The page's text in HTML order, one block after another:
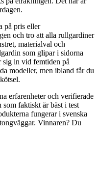
på pris eller
och tro att alla rullgardiner
materialval och
som glipar i sidorna
sig in vid femtiden på
modeller, men ibland får du
erfarenheter och verifierade
faktiskt är bäst i test
fungerar i svenska
Vinnaren? Du